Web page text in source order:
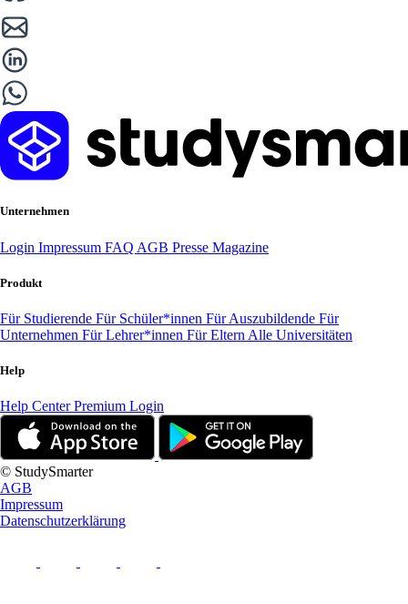
Unternehmen
Login Impressum FAQ AGB Presse Magazine
Produkt
Für Studierende Für Schüler*innen Für Auszubildende Für
Unternehmen Für Lehrer*innen Für Eltern Alle Universitäten
Help
Help CenterPremium Login
© StudySmarter
AGB
Impressum
Datenschutzerklärung